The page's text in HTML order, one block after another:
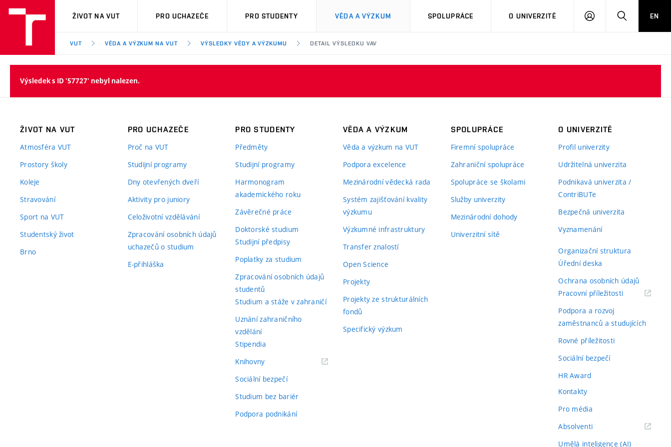
VUT
ŽIVOT NA VUT PRO UCHAZEČE PRO STUDENTY VĚDA A VÝZKUM SPOLUPRÁCE O UNIVERZITĚ
PŘIHLÁSIT HLEDATEN
VUT VĚDA A VÝZKUM NA VUT VÝSLEDKY VĚDY A VÝZKUMU DETAIL VÝSLEDKU VAV
Výsledek s ID '57727' nebyl nalezen.
ŽIVOT NA VUT
Atmosféra VUT
Prostory školy
Koleje
Stravování
Sport na VUT
Studentský život
Brno
PRO UCHAZEČE
Proč na VUT
Studijní programy
Dny otevřených dveří
Aktivity pro juniory
Celoživotní vzdělávání
Zpracování osobních údajů
uchazečů o studium
E-přihláška
PRO STUDENTY
Předměty
Studijní programy
Harmonogram
akademického roku
Závěrečné práce
Doktorské studium
Studijní předpisy
Poplatky za studium
Zpracování osobních údajů
studentů
Studium a stáže v zahraničí
Uznání zahraničního
vzdělání
Stipendia
Knihovny(externí
Sociální bezpečí
Studium bez bariér
Podpora podnikání
VĚDA A VÝZKUM
Věda a výzkum na VUT
Podpora excelence
Mezinárodní vědecká rada
Systém zajišťování kvality
výzkumu
Výzkumné infrastruktury
Transfer znalostí
Open Science
Projekty
Projekty ze strukturálních
fondů
Specifický výzkum
SPOLUPRÁCE
Firemní spolupráce
Zahraniční spolupráce
Spolupráce se školami
Služby univerzity
Mezinárodní dohody
Univerzitní sítě
O UNIVERZITĚ
Profil univerzity
Udržitelná univerzita
Podnikavá univerzita /
ContriBUTe
Bezpečná univerzita
Vyznamenání
Organizační struktura
Úřední deska
Ochrana osobních údajů
Pracovní příležitosti(externí
Podpora a rozvoj
zaměstnanců a studujících
Rovné příležitosti
Sociální bezpečí
HR Award
Kontakty
Pro média
Absolventi(externí
Umělá inteligence (AI)